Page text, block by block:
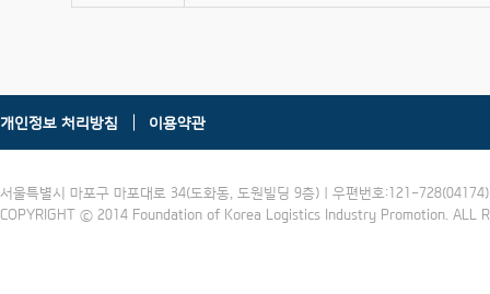
개인정보 처리방침 이용약관
서울특별시 마포구 마포대로 34(도화동, 도원빌딩 9층) | 우편번호:121-
COPYRIGHT ⓒ 2014 Foundation of Korea Logistics Industry Promotion. ALL